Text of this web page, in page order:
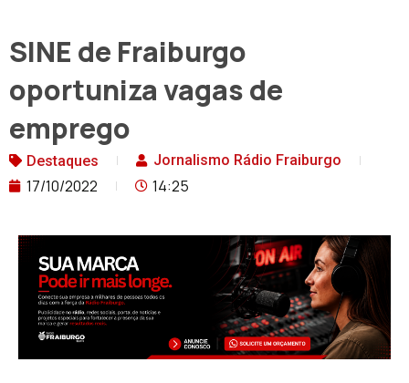
SINE de Fraiburgo
oportuniza vagas de
emprego
Destaques Jornalismo Rádio Fraiburgo
17/10/2022 14:25